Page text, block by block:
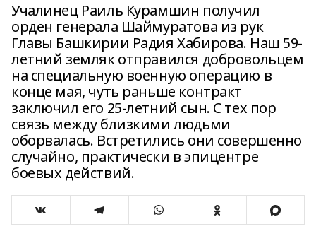
Учалинец Раиль Курамшин получил
орден генерала Шаймуратова из рук
Главы Башкирии Радия Хабирова. Наш 59-
летний земляк отправился добровольцем
на специальную военную операцию в
конце мая, чуть раньше контракт
заключил его 25-летний сын. С тех пор
связь между близкими людьми
оборвалась. Встретились они совершенно
случайно, практически в эпицентре
боевых действий.